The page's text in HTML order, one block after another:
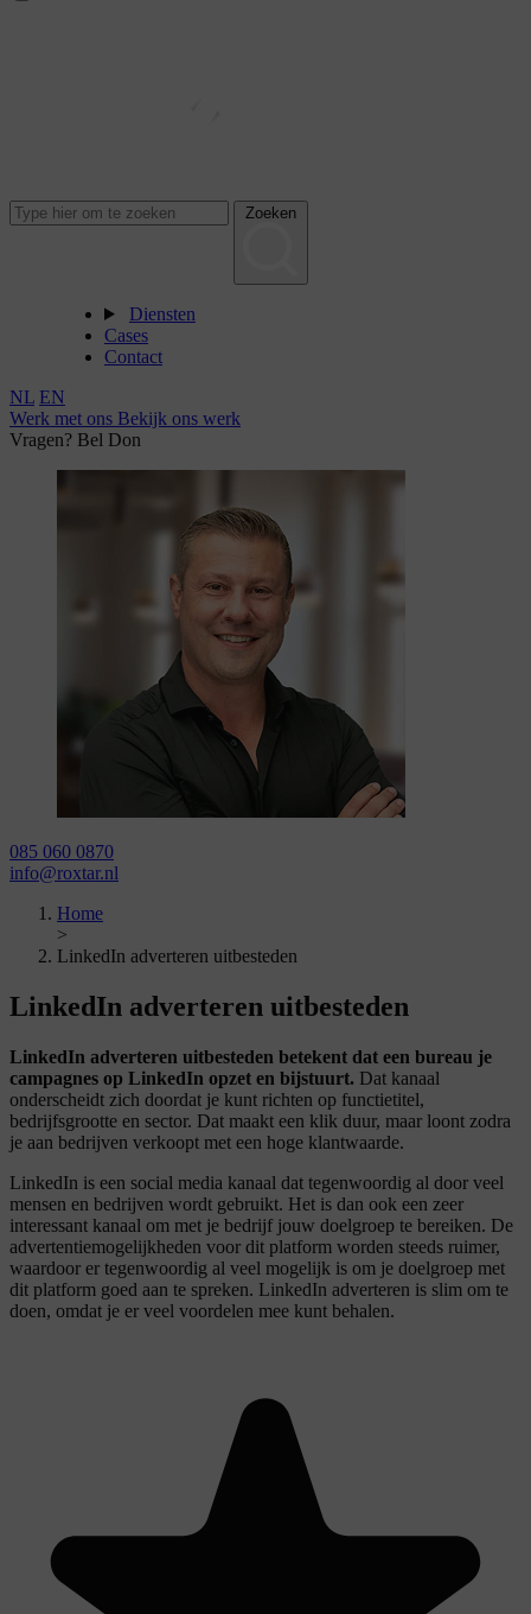
Zoeken
Diensten
Cases
Contact
NL EN
Werk met ons Bekijk ons werk
Vragen? Bel Don
085 060 0870
info@roxtar.nl
Home
>
LinkedIn adverteren uitbesteden
LinkedIn adverteren uitbesteden
LinkedIn adverteren uitbesteden betekent dat een bureau je
campagnes op LinkedIn opzet en bijstuurt. Dat kanaal
onderscheidt zich doordat je kunt richten op functietitel,
bedrijfsgrootte en sector. Dat maakt een klik duur, maar loont zodra
je aan bedrijven verkoopt met een hoge klantwaarde.
LinkedIn is een social media kanaal dat tegenwoordig al door veel
mensen en bedrijven wordt gebruikt. Het is dan ook een zeer
interessant kanaal om met je bedrijf jouw doelgroep te bereiken. De
advertentiemogelijkheden voor dit platform worden steeds ruimer,
waardoor er tegenwoordig al veel mogelijk is om je doelgroep met
dit platform goed aan te spreken. LinkedIn adverteren is slim om te
doen, omdat je er veel voordelen mee kunt behalen.